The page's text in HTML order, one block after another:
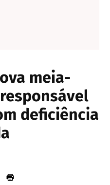
meia-
deficiência